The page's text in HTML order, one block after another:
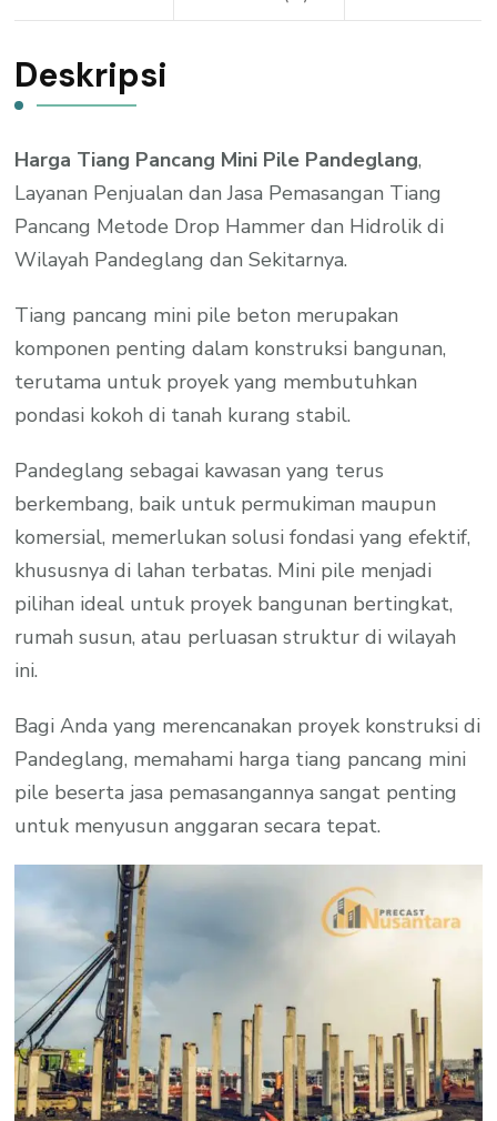
Deskripsi
Harga Tiang Pancang Mini Pile Pandeglang,
Layanan Penjualan dan Jasa Pemasangan Tiang
Pancang Metode Drop Hammer dan Hidrolik di
Wilayah Pandeglang dan Sekitarnya.
Tiang pancang mini pile beton merupakan
komponen penting dalam konstruksi bangunan,
terutama untuk proyek yang membutuhkan
pondasi kokoh di tanah kurang stabil.
Pandeglang sebagai kawasan yang terus
berkembang, baik untuk permukiman maupun
komersial, memerlukan solusi fondasi yang efektif,
khususnya di lahan terbatas. Mini pile menjadi
pilihan ideal untuk proyek bangunan bertingkat,
rumah susun, atau perluasan struktur di wilayah
ini.
Bagi Anda yang merencanakan proyek konstruksi di
Pandeglang, memahami harga tiang pancang mini
pile beserta jasa pemasangannya sangat penting
untuk menyusun anggaran secara tepat.